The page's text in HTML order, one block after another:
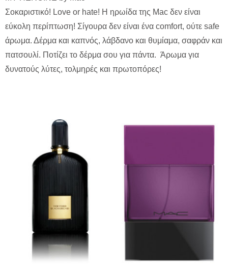
Σοκαριστικό! Love or hate! Η ηρωίδα της Mac δεν είναι
εύκολη περίπτωση! Σίγουρα δεν είναι ένα comfort, ούτε safe
άρωμα. Δέρμα και καπνός, λάβδανο και θυμίαμα, σαφράν και
πατσουλί. Ποτίζει το δέρμα σου για πάντα. Άρωμα για
δυνατούς λύτες, τολμηρές και πρωτοπόρες!